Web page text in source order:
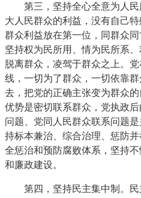
第三，坚持全心全意为人民
大人民群众的利益，没有自己
群众利益放在第一位，同群众
坚持权为民所用、情为民所系
脱离群众，凌驾于群众之上。
线，一切为了群众，一切依靠
去，把党的正确主张变为群众
优势是密切联系群众，党执政
问题、党同人民群众联系问题
持标本兼治、综合治理、惩防
全惩治和预防腐败体系，坚持
和廉政建设。
第四，坚持民主集中制。民